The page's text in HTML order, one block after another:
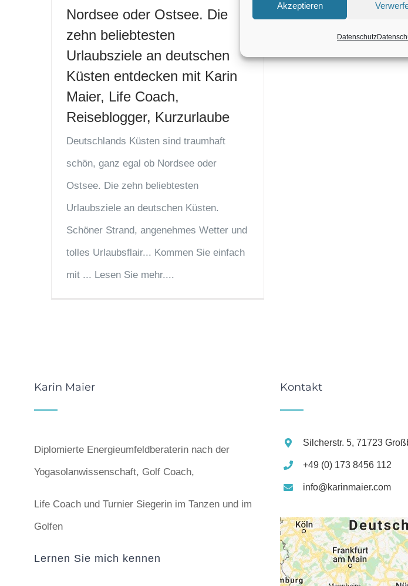
Akzeptieren
Datenschutz
Nordsee oder Ostsee. Die
zehn beliebtesten
Urlaubsziele an deutschen
Küsten entdecken mit Karin
Maier, Life Coach,
Reiseblogger, Kurzurlaube
Deutschlands Küsten sind traumhaft
schön, ganz egal ob Nordsee oder
Ostsee. Die zehn beliebtesten
Urlaubsziele an deutschen Küsten.
Schöner Strand, angenehmes Wetter und
tolles Urlaubsflair... Kommen Sie einfach
mit ... Lesen Sie mehr....
Karin Maier
Diplomierte Energieumfeldberaterin nach der
Yogasolanwissenschaft, Golf Coach,
Life Coach und Turnier Siegerin im Tanzen und im
Golfen
Lernen Sie mich kennen
Kontakt
Silcherstr. 5, 71723
+49 (0) 173 8456 112
info@karinmaier.com